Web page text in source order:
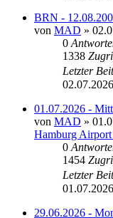
BRN -
von MAD »
0
1338
Letzter
01.07.2026 -
von MAD »
Hamburg
0
1454
Letzter
29.06.2026 -